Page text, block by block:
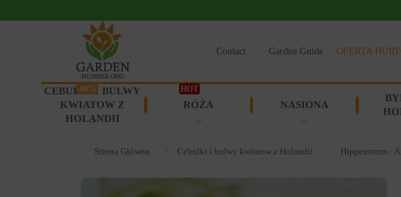
Contact Garden Guide OFERTA
CEBULKI I BULWY
KWIATOW Z
HOLANDII
-60%
RÓŻA
HOT
NASIONA
Strona Główna Cebulki i bulwy kwiatow z Holandii Hippeastrum -